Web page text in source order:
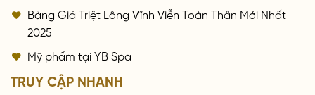
Bảng Giá Triệt Lông Vĩnh Viễn Toàn Thân Mới Nhất
2025
Mỹ phẩm tại YB Spa
TRUY CẬP NHANH